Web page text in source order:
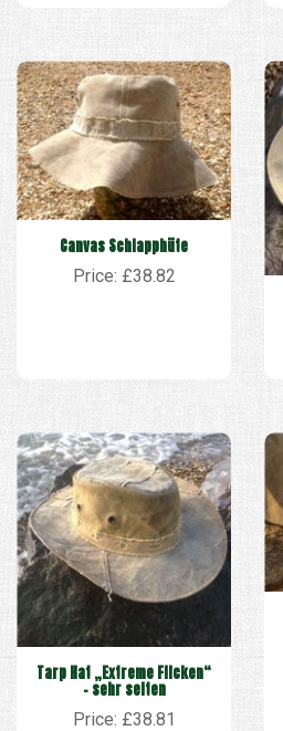
Canvas Schlapphüte
Price: £38.82
Tarp Hat „Extreme Flicken“
– sehr selten
Price: £38.81